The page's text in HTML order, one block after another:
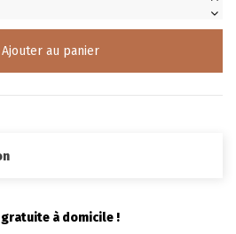
Ajouter au panier
à domicile !